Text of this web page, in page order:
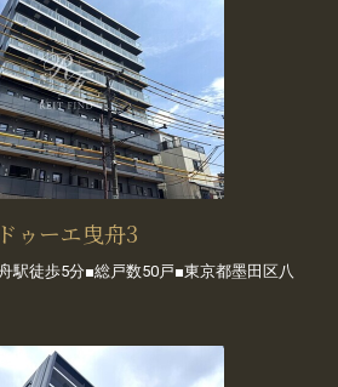
ドゥーエ曳舟3
駅徒歩5分■総戸数50戸■東京都墨田区八